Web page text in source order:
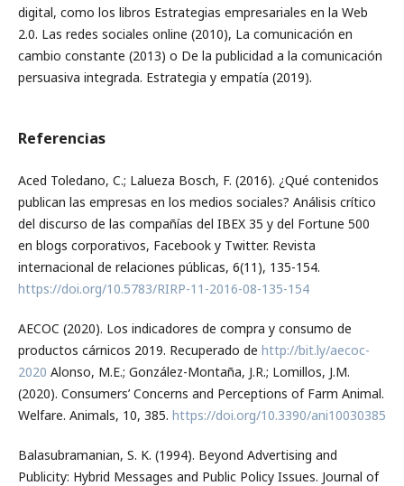
digital, como los libros Estrategias empresariales en la Web
2.0. Las redes sociales online (2010), La comunicación en
cambio constante (2013) o De la publicidad a la comunicación
persuasiva integrada. Estrategia y empatía (2019).
Referencias
Aced Toledano, C.; Lalueza Bosch, F. (2016). ¿Qué contenidos
publican las empresas en los medios sociales? Análisis crítico
del discurso de las compañías del IBEX 35 y del Fortune 500
en blogs corporativos, Facebook y Twitter. Revista
internacional de relaciones públicas, 6(11), 135-154.
https://doi.org/10.5783/RIRP-11-2016-08-135-154
AECOC (2020). Los indicadores de compra y consumo de
productos cárnicos 2019. Recuperado de http://bit.ly/aecoc-
2020 Alonso, M.E.; González-Montaña, J.R.; Lomillos, J.M.
(2020). Consumers’ Concerns and Perceptions of Farm Animal.
Welfare. Animals, 10, 385. https://doi.org/10.3390/ani10030385
Balasubramanian, S. K. (1994). Beyond Advertising and
Publicity: Hybrid Messages and Public Policy Issues. Journal of